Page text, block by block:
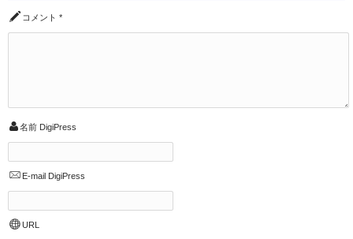
コメント *
名前 DigiPress
E-mail DigiPress
URL